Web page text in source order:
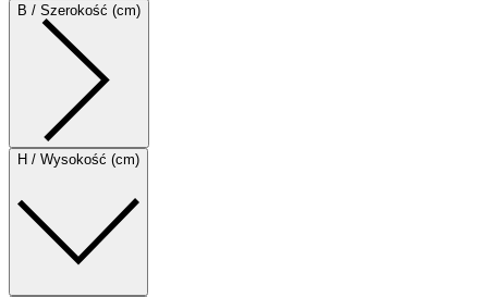
B / Szerokość (cm)
H / Wysokość (cm)